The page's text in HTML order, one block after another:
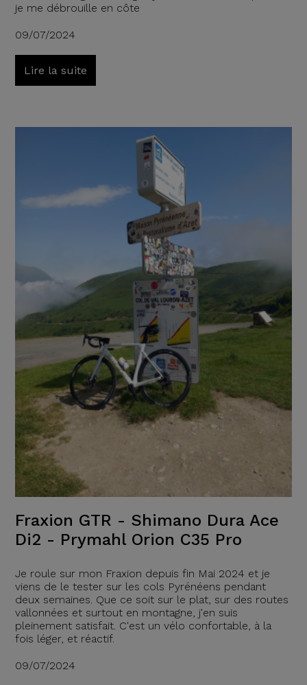
je me débrouille en côte
09/07/2024
Lire la suite
Fraxion GTR - Shimano Dura Ace
Di2 - Prymahl Orion C35 Pro
Je roule sur mon Fraxion depuis fin Mai 2024 et je
viens de le tester sur les cols Pyrénéens pendant
deux semaines. Que ce soit sur le plat, sur des routes
vallonnées et surtout en montagne, j'en suis
pleinement satisfait. C'est un vélo confortable, à la
fois léger, et réactif.
09/07/2024